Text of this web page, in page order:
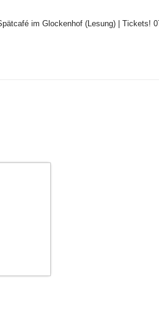
im Glockenhof (Lesung) | Tickets!